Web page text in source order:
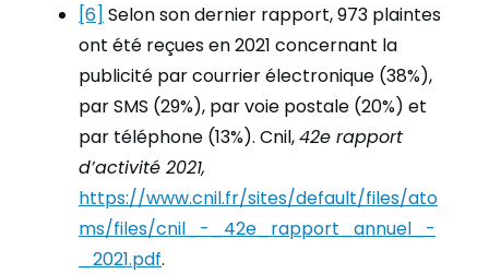
[6] Selon son dernier rapport, 973 plaintes
ont été reçues en 2021 concernant la
publicité par courrier électronique (38%),
par SMS (29%), par voie postale (20%) et
par téléphone (13%). Cnil,42e rapport
d’activité 2021,
https://www.cnil.fr/sites/default/files/ato
ms/files/cnil_-_42e_rapport_annuel_-
_2021.pdf.